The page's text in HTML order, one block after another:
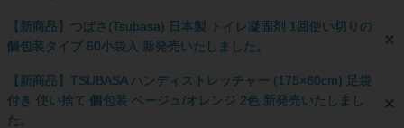
【新商品】つばさ(Tsubasa) 日本製 トイレ凝固剤 1回使い切りの
個包装タイプ 60小袋入 新発売いたしました。
【新商品】TSUBASA ハンディストレッチャー (175×60cm) 足袋
付き 使い捨て 個包装 ベージュ/オレンジ 2色 新発売いたしまし
た。